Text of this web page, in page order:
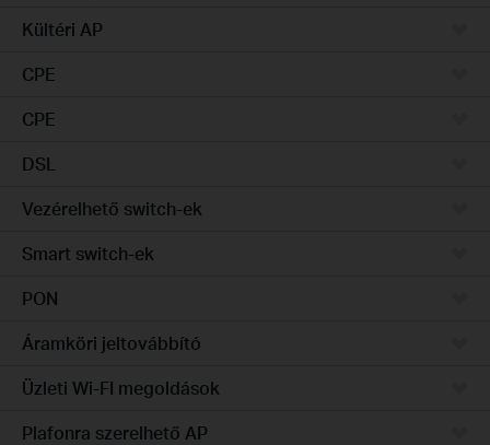
Kültéri AP
CPE
CPE
DSL
Vezérelhető switch-ek
Smart switch-ek
PON
Áramköri jeltovábbító
Üzleti Wi-FI megoldások
Plafonra szerelhető AP